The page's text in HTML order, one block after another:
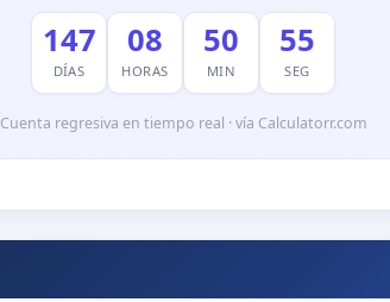
147
DÍAS
08
HORAS
50
MIN
54
SEG
Cuenta regresiva en tiempo real · vía Calculatorr.com